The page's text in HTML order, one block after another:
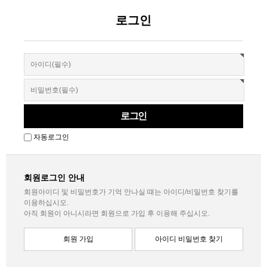
로그인
자동로그인
회원로그인 안내
회원아이디 및 비밀번호가 기억 안나실 때는 아이디/비밀번호 찾기를
이용하십시오.
아직 회원이 아니시라면 회원으로 가입 후 이용해 주십시오.
아이디 비밀번호 찾기
회원 가입